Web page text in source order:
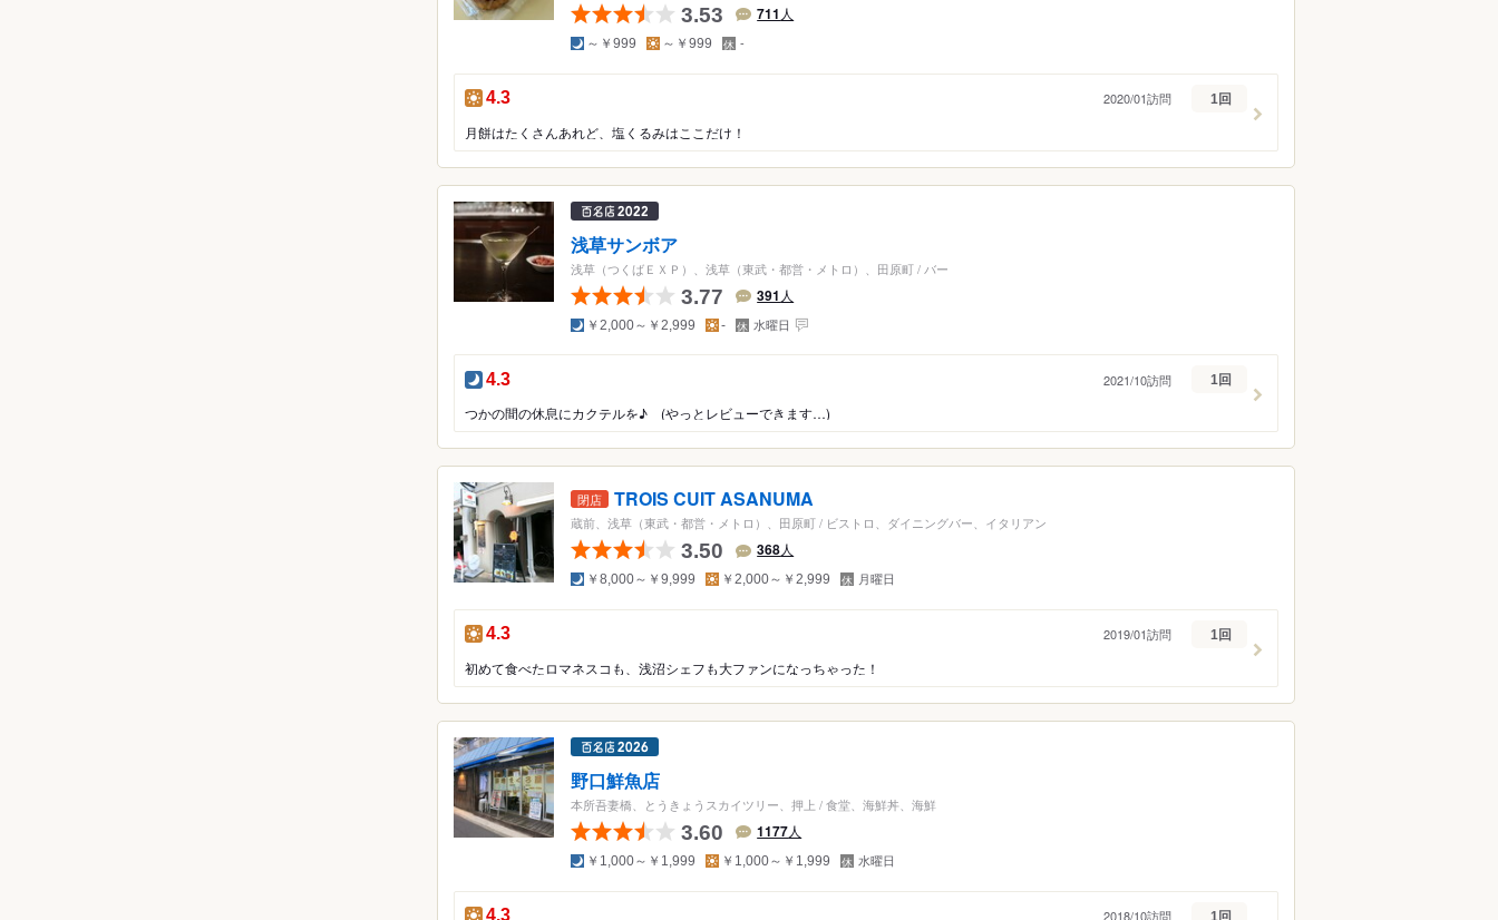
3.53 711 人
夜 ～￥999 昼 ～￥999 定
休
日
-
昼の点数：
4.3
月餅はたくさんあれど、塩くるみはここだけ！
2020/01訪問 1回
浅草サンボア
浅草（つくばＥＸＰ）、浅草（東武・都営・メトロ）、田原町/ バー
3.77 391 人
夜 ￥2,000～￥2,999 昼- 定
休
日
水曜日
夜の点数：
4.3
つかの間の休息にカクテルを♪ (やっとレビューできます…)
2021/10訪問 1回
閉店 TROIS CUIT ASANUMA
蔵前、浅草（東武・都営・メトロ）、田原町/ ビストロ、ダイニングバー、イタリアン
3.50 368人
夜 ￥8,000～￥9,999 昼 ￥2,000～￥2,999 定
休
日
月曜日
昼の点数：
4.3
初めて食べたロマネスコも、浅沼シェフも大ファンになっちゃった！
2019/01訪問 1回
野口鮮魚店
本所吾妻橋、とうきょうスカイツリー、押上 /食堂、海鮮丼、海鮮
3.60 1177人
夜 ￥1,000～￥1,999 昼 ￥1,000～￥1,999 定
休
日
水曜日
4.3 2018/10訪問 1回